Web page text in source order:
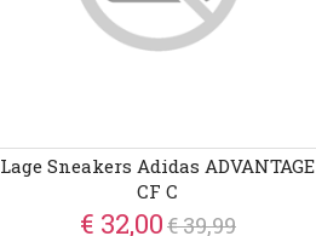
Lage Sneakers Adidas ADVANTAGE
CF C
€ 32,00€ 39,99